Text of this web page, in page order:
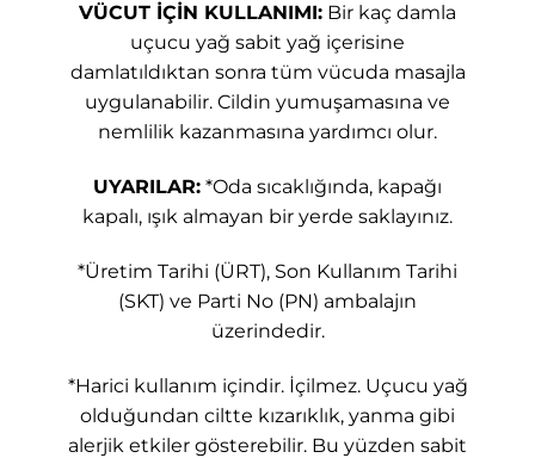
VÜCUT İÇİN KULLANIMI: Bir kaç damla
uçucu yağ sabit yağ içerisine
damlatıldıktan sonra tüm vücuda masajla
uygulanabilir. Cildin yumuşamasına ve
nemlilik kazanmasına yardımcı olur.
UYARILAR: *Oda sıcaklığında, kapağı
kapalı, ışık almayan bir yerde saklayınız.
*Üretim Tarihi (ÜRT), Son Kullanım Tarihi
(SKT) ve Parti No (PN) ambalajın
üzerindedir.
*Harici kullanım içindir. İçilmez. Uçucu yağ
olduğundan ciltte kızarıklık, yanma gibi
alerjik etkiler gösterebilir. Bu yüzden sabit